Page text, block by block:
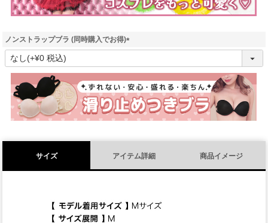
ノンストラップブラ (同時購入でお得)
(
須
)
サイズ アイテム詳細 商品イメージ